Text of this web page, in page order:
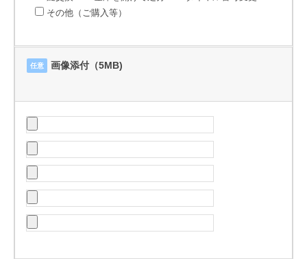
その他（ご購入等）
任意 画像添付（5MB)